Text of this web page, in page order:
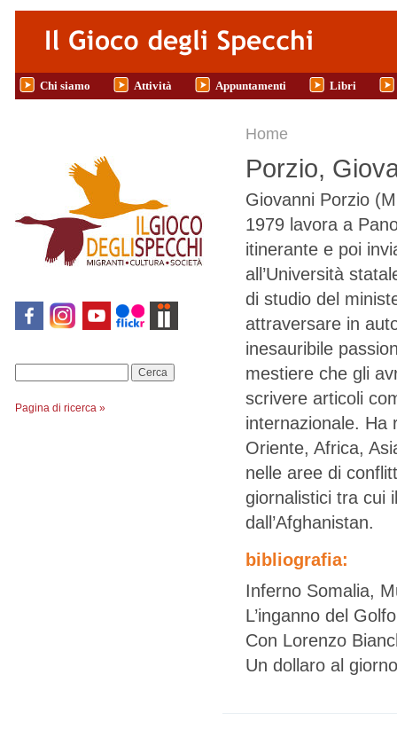
Salta al contenuto principale
Chi siamo Attività Appuntamenti Libri
Pagina di ricerca »
Tu sei qui
Home
Porzio,
Giovanni Porzio
1979 lavora a
itinerante e poi
all’Università
di studio del
attraversare in
inesauribile
mestiere che gli
scrivere articoli
internazionale. Ha
Oriente, Africa,
nelle aree di
giornalistici tra cui
dall’Afghanistan.
bibliografia:
Inferno Somalia,
L’inganno del
Con Lorenzo
Un dollaro al